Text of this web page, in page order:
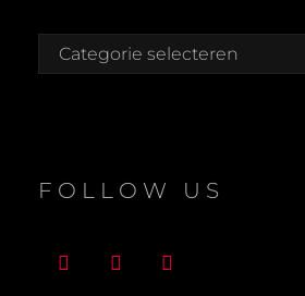
Categorieën
FOLLOW US